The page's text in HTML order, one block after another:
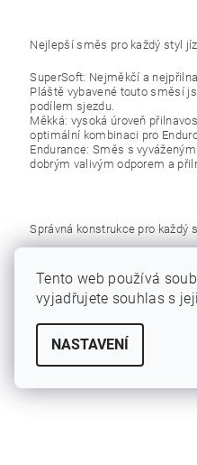
Nejlepší směs pro každý styl
SuperSoft: Nejměkčí a
Pláště vybavené touto směsí
podílem sjezdu.
Měkká: vysoká úroveň
optimální kombinaci pro
Endurance: Směs s
dobrým valivým odporem a
Správná konstrukce pro každý
Enduro: Odolná jednovrstvá
Trail: Srovnatelný výkon s
Buďte první, kdo napíše
Tento web používá
vyjadřujete souhlas s
NASTAVENÍ